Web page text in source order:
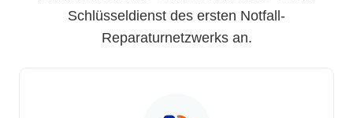
Schlüsseldienst des ersten Notfall-
Reparaturnetzwerks an.